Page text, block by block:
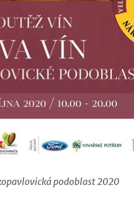
podoblast 2020